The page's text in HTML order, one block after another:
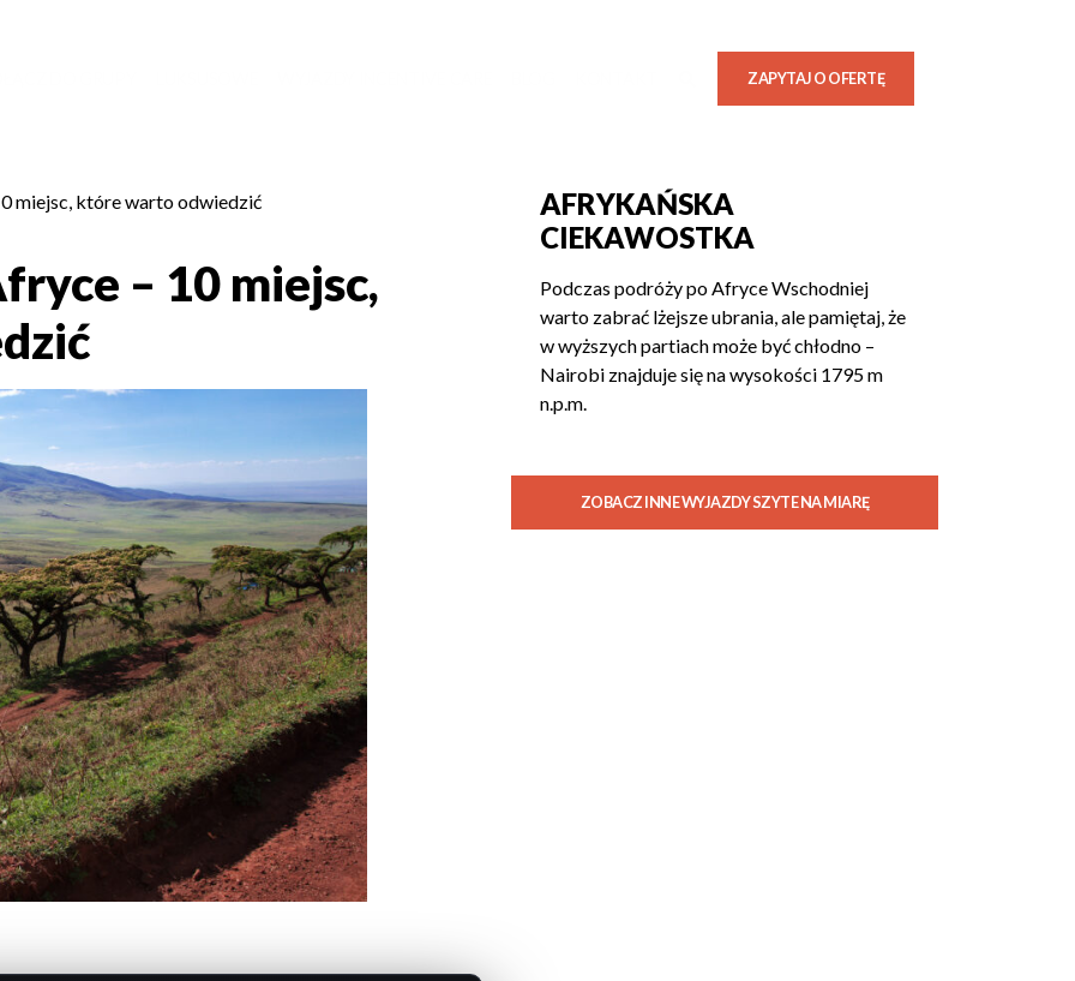
ZAPYTAJ O OFERTĘ
miejsc, które warto odwiedzić
– 10 miejsc,
AFRYKAŃSKA
CIEKAWOSTKA
Podczas podróży po Afryce Wschodniej
warto zabrać lżejsze ubrania, ale pamiętaj, że
w wyższych partiach może być chłodno –
Nairobi znajduje się na wysokości 1795 m
n.p.m.
ZOBACZ INNE WYJAZDY SZYTE NA MIARĘ